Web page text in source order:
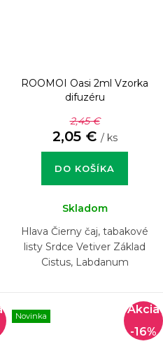
ROOMOI Oasi 2ml Vzorka
difuzéru
2,45 €
2,05 € / ks
DO KOŠÍKA
Skladom
Hlava Čierny čaj, tabakové
listy Srdce Vetiver Základ
Cistus, Labdanum
Novinka
-16%